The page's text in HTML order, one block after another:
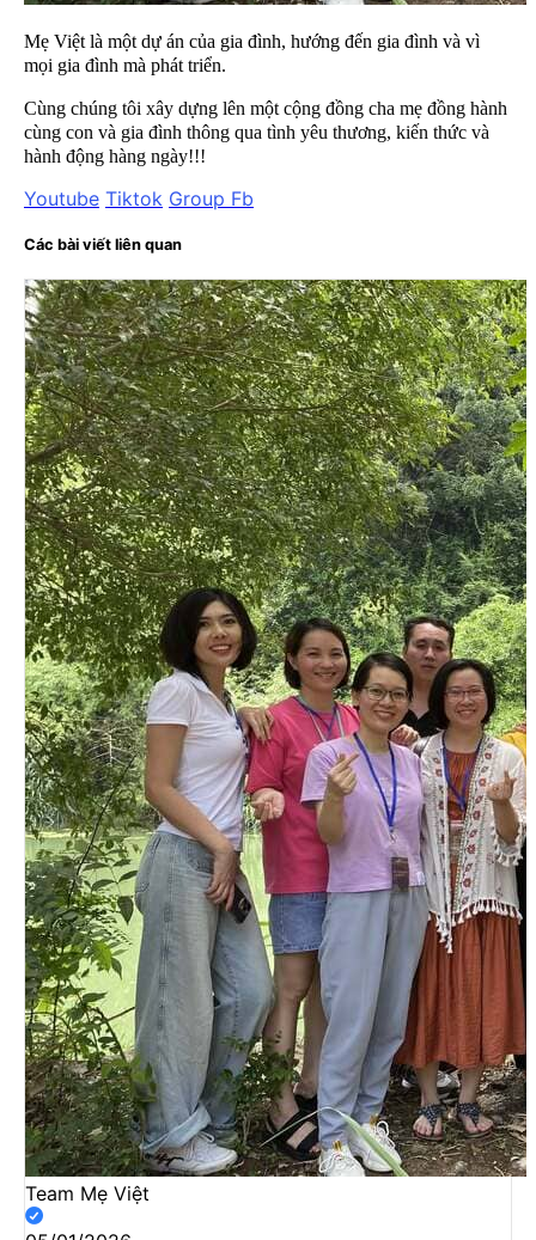
Mẹ Việt là một dự án của gia đình, hướng đến gia đình và vì
mọi gia đình mà phát triển.
Cùng chúng tôi xây dựng lên một cộng đồng cha mẹ đồng hành
cùng con và gia đình thông qua tình yêu thương, kiến thức và
hành động hàng ngày!!!
Youtube Tiktok Group Fb
Các bài viết liên quan
Team Mẹ Việt